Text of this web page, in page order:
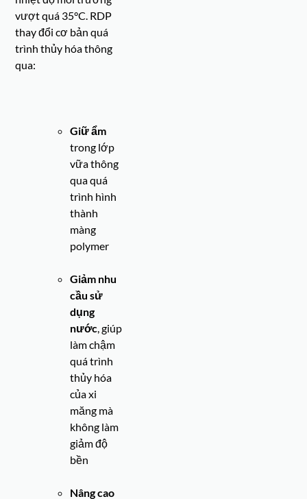
vượt quá 35°C. RDP
thay đổi cơ bản quá
trình thủy hóa thông
qua:
Giữ ẩm
trong lớp
vữa thông
qua quá
trình hình
thành
màng
polymer
Giảm nhu
cầu sử
dụng
nước, giúp
làm chậm
quá trình
thủy hóa
của xi
măng mà
không làm
giảm độ
bền
Nâng cao